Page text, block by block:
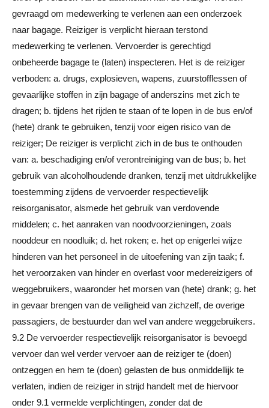
gevraagd om medewerking te verlenen aan een onderzoek
naar bagage. Reiziger is verplicht hieraan terstond
medewerking te verlenen. Vervoerder is gerechtigd
onbeheerde bagage te (laten) inspecteren. Het is de reiziger
verboden: a. drugs, explosieven, wapens, zuurstofflessen of
gevaarlijke stoffen in zijn bagage of anderszins met zich te
dragen; b. tijdens het rijden te staan of te lopen in de bus en/of
(hete) drank te gebruiken, tenzij voor eigen risico van de
reiziger; De reiziger is verplicht zich in de bus te onthouden
van: a. beschadiging en/of verontreiniging van de bus; b. het
gebruik van alcoholhoudende dranken, tenzij met uitdrukkelijke
toestemming zijdens de vervoerder respectievelijk
reisorganisator, alsmede het gebruik van verdovende
middelen; c. het aanraken van noodvoorzieningen, zoals
nooddeur en noodluik; d. het roken; e. het op enigerlei wijze
hinderen van het personeel in de uitoefening van zijn taak; f.
het veroorzaken van hinder en overlast voor medereizigers of
weggebruikers, waaronder het morsen van (hete) drank; g. het
in gevaar brengen van de veiligheid van zichzelf, de overige
passagiers, de bestuurder dan wel van andere weggebruikers.
9.2 De vervoerder respectievelijk reisorganisator is bevoegd
vervoer dan wel verder vervoer aan de reiziger te (doen)
ontzeggen en hem te (doen) gelasten de bus onmiddellijk te
verlaten, indien de reiziger in strijd handelt met de hiervoor
onder 9.1 vermelde verplichtingen, zonder dat de